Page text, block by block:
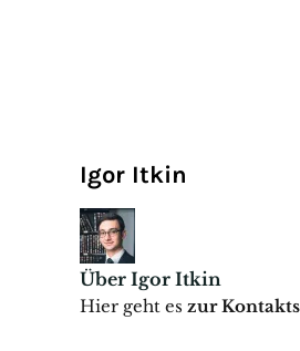
Igor Itkin
Über Igor Itkin
Hier geht es zur